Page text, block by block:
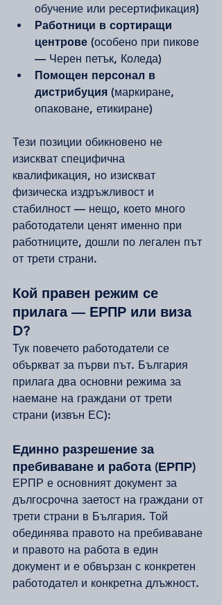
обучение или ресертификация)
Работници в сортиращи
центрове (особено при пикове
— Черен петък, Коледа)
Помощен персонал в
дистрибуция (маркиране,
опаковане, етикиране)
Тези позиции обикновено не
изискват специфична
квалификация, но изискват
физическа издръжливост и
стабилност — нещо, което много
работодатели ценят именно при
работниците, дошли по легален път
от трети страни.
Кой правен режим се
прилага — ЕРПР или виза
D?
Тук повечето работодатели се
объркват за първи път. България
прилага два основни режима за
наемане на граждани от трети
страни (извън ЕС):
Единно разрешение за
пребиваване и работа (ЕРПР)
ЕРПР е основният документ за
дългосрочна заетост на граждани от
трети страни в България. Той
обединява правото на пребиваване
и правото на работа в един
документ и е обвързан с конкретен
работодател и конкретна длъжност.